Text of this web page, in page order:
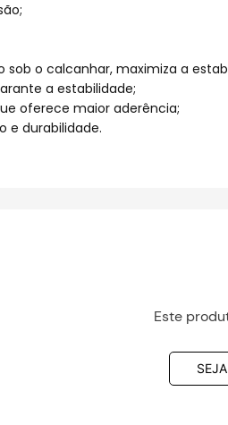
sob o calcanhar, maximiza a
a estabilidade;
oferece maior aderência;
e durabilidade.
Este